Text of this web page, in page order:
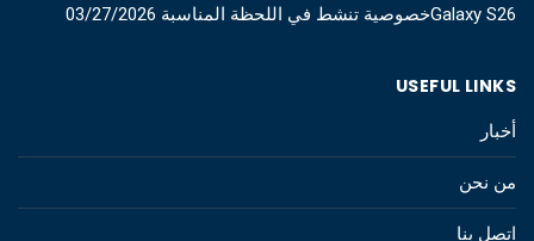
Galaxy S26خصوصية تنشط في اللحظة المناسبة 03/27/2026
USEFUL LINKS
أخبار
من نحن
اتصل بنا